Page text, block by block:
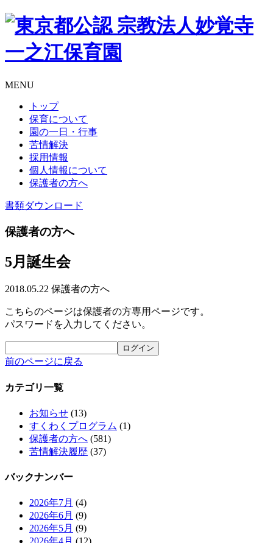
MENU
トップ
保育について
園の一日・行事
苦情解決
採用情報
個人情報について
保護者の方へ
書類ダウンロード
保護者の方へ
5月誕生会
2018.05.22 保護者の方へ
こちらのページは保護者の方専用ページです。
パスワードを入力してください。
前のページに戻る
カテゴリ一覧
お知らせ (13)
すくわくプログラム (1)
保護者の方へ (581)
苦情解決履歴 (37)
バックナンバー
2026年7月 (4)
2026年6月 (9)
2026年5月 (9)